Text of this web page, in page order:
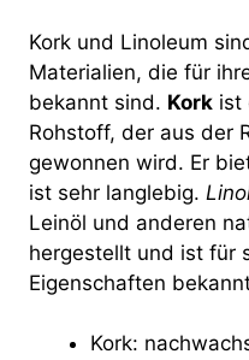
Kork und Linoleum
Materialien, die für
bekannt sind. Kork ist
Rohstoff, der aus der
gewonnen wird. Er
ist sehr langlebig.
Leinöl und anderen
hergestellt und ist für
Eigenschaften
Kork: